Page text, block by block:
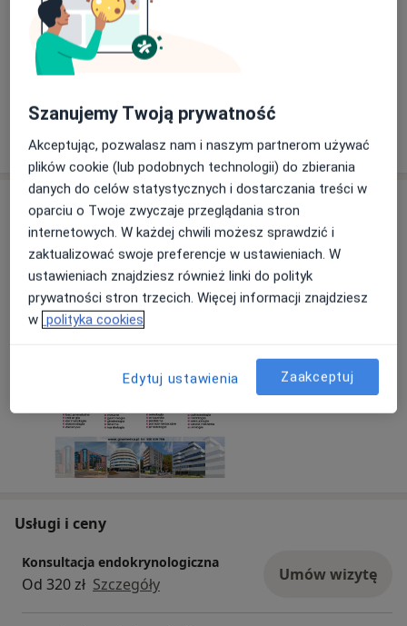
Zobacz galerię (4)
Pokaż więcejo doświadczeniu
Aktualności
prof. dr hab. n. med. Andrzej Milewicz
Podwale 83/01, 50-414 Wrocław
Zapraszam na konsultacje do Centrum
Medycznego Ginemedica!
Usługi i ceny
Konsultacja endokrynologiczna
Od 320 zł Szczegóły Umów wizytę
Szanujemy Twoją prywatność
Akceptując, pozwalasz nam i naszym partnerom używać
plików cookie (lub podobnych technologii) do zbierania
danych do celów statystycznych i dostarczania treści w
oparciu o Twoje zwyczaje przeglądania stron
internetowych. W każdej chwili możesz sprawdzić i
zaktualizować swoje preferencje w ustawieniach. W
ustawieniach znajdziesz również linki do polityk
prywatności stron trzecich. Więcej informacji znajdziesz
w polityka cookies
Edytuj ustawienia Zaakceptuj